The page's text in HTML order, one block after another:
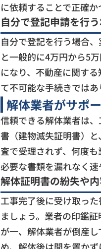
に依頼することで正確か
自分で登記申請を行
自分で登記を行う場合
と一般的に4万円から5
になり、不動産に関す
て不可能な手続きではあ
解体業者がサポ
信頼できる解体業者は
書（建物滅失証明書）
査で受理されず、何度
必要な書類を漏れなく速
解体証明書の紛失や
工事完了後に受け取っ
ましょう。業者の印鑑
が一、解体業者が倒産